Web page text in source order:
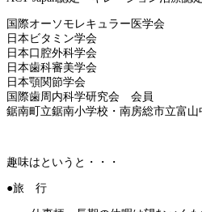
国際オーソモレキュラー医学会
日本ビタミン学会
日本口腔外科学会
日本歯科審美学会
日本顎関節学会
国際歯周内科学研究会 会員
鋸南町立鋸南小学校・南房総市立富
趣味はというと・・・
●旅 行